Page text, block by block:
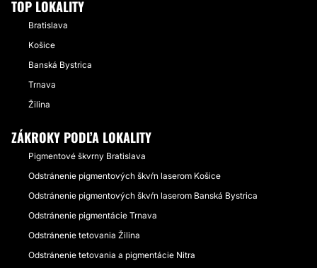
TOP LOKALITY
Bratislava
Košice
Banská Bystrica
Trnava
Žilina
ZÁKROKY PODĽA LOKALITY
Pigmentové škvrny Bratislava
Odstránenie pigmentových škvŕn laserom Košice
Odstránenie pigmentových škvŕn laserom Banská Bystrica
Odstránenie pigmentácie Trnava
Odstránenie tetovania Žilina
Odstránenie tetovania a pigmentácie Nitra